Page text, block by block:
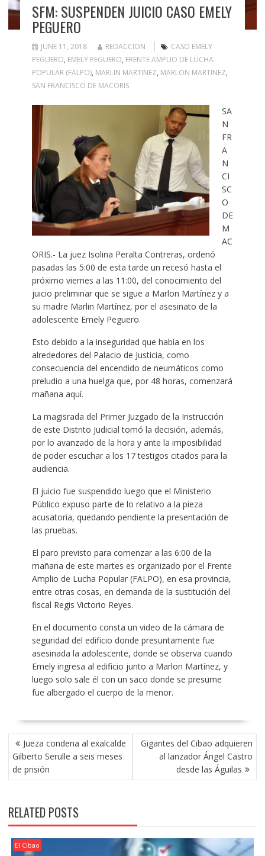
SFM: SUSPENDEN JUICIO CASO EMELY
PEGUERO
JUNE 11, 2018 REDACCION
CASO EMELY
PEGUERO, EMELY PEGUERO, FRENTE AMPLIO DE LUCHA
POPULAR (FALPO), MARLIN MARTINEZ, MARLON MARTINEZ,
SAN FRANCISCO DE MACORIS
SA
N
FR
A
N
CI
SC
O
DE
M
AC
ORIS.- La juez Isolina Peralta Contreras, ordenó
pasadas las 5:00 de esta tarde un recesó hasta el
próximo viernes a las 11:00, del conocimiento del
juicio preliminar que se sigue a Marlon Martínez y a
su madre Marlin Martínez, por el asesinato de la
adolescente Emely Peguero.
Esto debido a la inseguridad que había en los
alrededores del Palacio de Justicia, como
consecuencia del encendido de neumáticos como
preludio a una huelga que, por 48 horas, comenzará
mañana aquí.
La magisrada del Primer Juzgado de la Instrucción
de este Distrito Judicial tomó la decisión, además,
por lo avanzado de la hora y ante la imposibilidad
de poder escuchar a los 17 testigos citados para la
audiencia.
El juicio fue suspendido luego que el Ministerio
Público expuso parte de lo relativo a la pieza
acusatoria, quedando pendiente la presentación de
las pruebas.
El paro previsto para comenzar a las 6:00 de la
mañana de este martes es organizado por el Frente
Amplio de Lucha Popular (FALPO), en esa provincia,
entre otras cosas, en demanda de la sustitución del
fiscal Regis Victorio Reyes.
En el documento consta un video de la cámara de
seguridad del edificio donde presuntamente fue
asesinada la adolescente, donde se observa cuando
Emely ingresa al edificio junto a Marlon Martínez, y
luego solo sale él con un saco donde se presume
fue albergado el cuerpo de la menor.
POST
NAVIGATION
Jueza condena al exalcalde
Gilberto Serulle a seis meses
de prisión
Gigantes del Cibao adquieren
al lanzador Ángel Castro
desde las Águilas
RELATED POSTS
El Cibao